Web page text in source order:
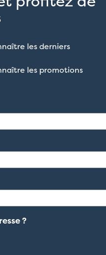
les derniers
les promotions
?